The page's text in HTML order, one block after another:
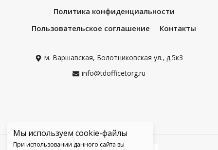
Мы используем cookie-файлы
При использовании данного сайта вы
Политика конфиденциальности
Пользовательское соглашение
Контакты
м. Варшавская, Болотниковская ул., д.5к3
info@tdofficetorg.ru